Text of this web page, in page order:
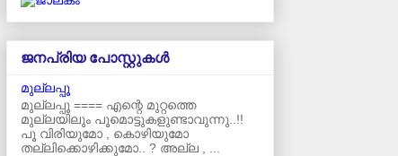
ജനപ്രിയ പോസ്റ്റുകള്‍‌
മുല്ലപ്പൂ
മുല്ലപ്പൂ ==== എന്റെ മുറ്റത്തെ
മുല്ലയിലും പൂമൊട്ടുകളുണ്ടാവുന്നു..!!
പൂ വിരിയുമോ , കൊഴിയുമോ
തല്ലിക്കൊഴിക്കുമോ.. ? അല്ല , ...